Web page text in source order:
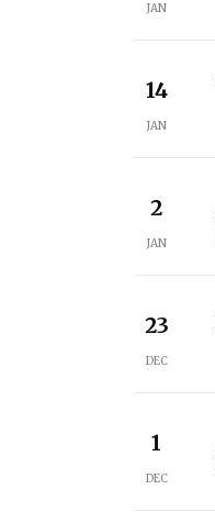
JAN
14
JAN
2
JAN
23
DEC
1
DEC